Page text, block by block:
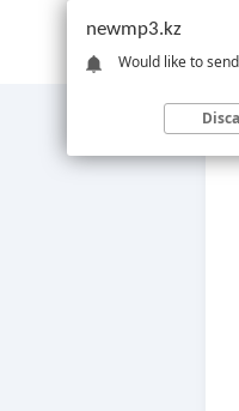
newmp3.kz
Would like to